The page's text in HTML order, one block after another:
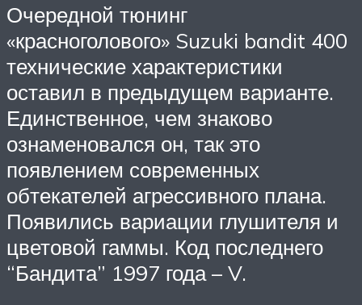
Очередной тюнинг
«красноголового» Suzuki bandit 400
технические характеристики
оставил в предыдущем варианте.
Единственное, чем знаково
ознаменовался он, так это
появлением современных
обтекателей агрессивного плана.
Появились вариации глушителя и
цветовой гаммы. Код последнего
“Бандита” 1997 года – V.